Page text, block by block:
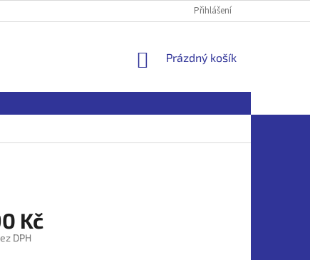
ÚDAJŮ Přihlášení
NÁKUPNÍ
Prázdný košík
Kč
DPH